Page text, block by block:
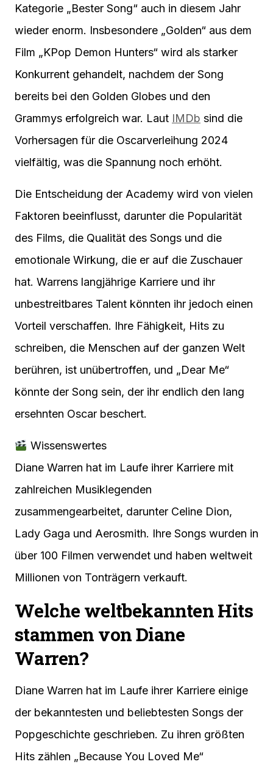
Kategorie „Bester Song“ auch in diesem Jahr
wieder enorm. Insbesondere „Golden“ aus dem
Film „KPop Demon Hunters“ wird als starker
Konkurrent gehandelt, nachdem der Song
bereits bei den Golden Globes und den
Grammys erfolgreich war. Laut IMDb sind die
Vorhersagen für die Oscarverleihung 2024
vielfältig, was die Spannung noch erhöht.
Die Entscheidung der Academy wird von vielen
Faktoren beeinflusst, darunter die Popularität
des Films, die Qualität des Songs und die
emotionale Wirkung, die er auf die Zuschauer
hat. Warrens langjährige Karriere und ihr
unbestreitbares Talent könnten ihr jedoch einen
Vorteil verschaffen. Ihre Fähigkeit, Hits zu
schreiben, die Menschen auf der ganzen Welt
berühren, ist unübertroffen, und „Dear Me“
könnte der Song sein, der ihr endlich den lang
ersehnten Oscar beschert.
Wissenswertes
Diane Warren hat im Laufe ihrer Karriere mit
zahlreichen Musiklegenden
zusammengearbeitet, darunter Celine Dion,
Lady Gaga und Aerosmith. Ihre Songs wurden in
über 100 Filmen verwendet und haben weltweit
Millionen von Tonträgern verkauft.
Welche weltbekannten Hits
stammen von Diane
Warren?
Diane Warren hat im Laufe ihrer Karriere einige
der bekanntesten und beliebtesten Songs der
Popgeschichte geschrieben. Zu ihren größten
Hits zählen „Because You Loved Me“